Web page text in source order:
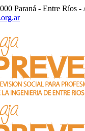
Paraná - Entre Ríos -